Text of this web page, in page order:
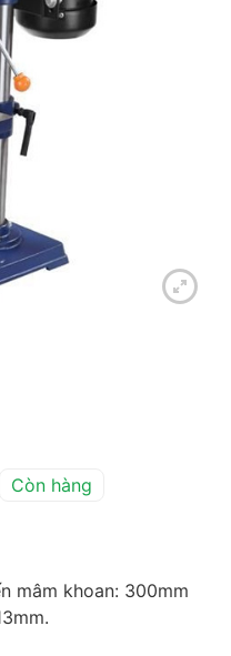
Còn hàng
mâm khoan: 300mm